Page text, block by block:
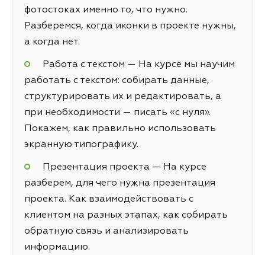
фотостоках именно то, что нужно.
Разберемся, когда иконки в проекте нужны,
а когда нет.
Работа с текстом — На курсе мы научим
работать с текстом: собирать данные,
структурировать их и редактировать, а
при необходимости — писать «с нуля».
Покажем, как правильно использовать
экранную типографику.
Презентация проекта — На курсе
разберем, для чего нужна презентация
проекта. Как взаимодействовать с
клиентом на разных этапах, как собирать
обратную связь и анализировать
информацию.